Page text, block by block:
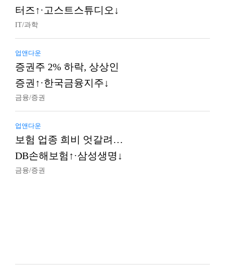
터즈↑·고스트스튜디오↓
IT/과학
업앤다운
증권주 2% 하락, 상상인
증권↑·한국금융지주↓
금융/증권
업앤다운
보험 업종 희비 엇갈려…
DB손해보험↑·삼성생명↓
금융/증권